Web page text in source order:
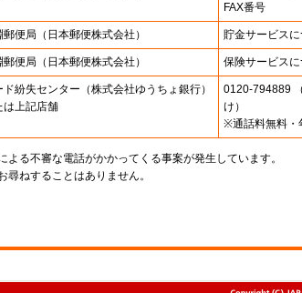
FAX番号
郵便局 （日本郵便株式会社） 貯金サービスに
郵便局 （日本郵便株式会社） 保険サービスに
ド紛失センター （株式会社ゆうちょ銀行）
は上記店舗
0120-794889
け）
※通話料無料・
る不審な電話がかかってくる事案が発生しています。
ねすることはありません。